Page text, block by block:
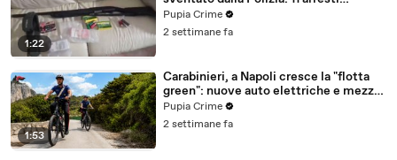
1:22
(25.07.26)
Pupia Crime
2 settimane fa
1:53
Carabinieri, a Napoli cresce la "flotta
green": nuove auto elettriche e mezzi
sostenibili anche sulle isole (25.07.26)
Pupia Crime
2 settimane fa